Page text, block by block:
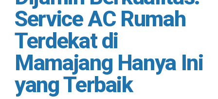
Service AC Rumah
Terdekat di
Mamajang Hanya Ini
yang Terbaik